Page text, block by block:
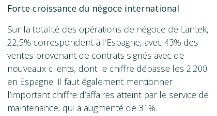
Forte croissance du négoce international
Sur la totalité des opérations de négoce de Lantek,
22,5% correspondent à l’Espagne, avec 43% des
ventes provenant de contrats signés avec de
nouveaux clients, dont le chiffre dépasse les 2.200
en Espagne. Il faut également mentionner
l’important chiffre d’affaires atteint par le service de
maintenance, qui a augmenté de 31%.